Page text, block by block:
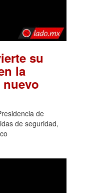
su
la
de
de seguridad,